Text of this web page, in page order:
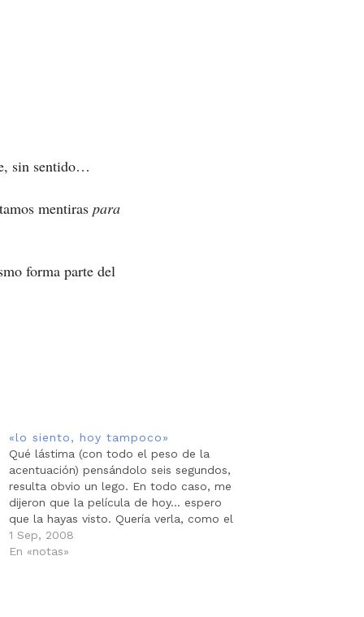
sin sentido…
mentiras para
forma parte del
«lo siento, hoy tampoco»
Qué lástima (con todo el peso de la
acentuación) pensándolo seis segundos,
resulta obvio un lego. En todo caso, me
dijeron que la película de hoy… espero
que la hayas visto. Quería verla, como el
domingo, pero cada día renuncio un
poco a la idea de ir solo al cine,…
1 Sep, 2008
En «notas»